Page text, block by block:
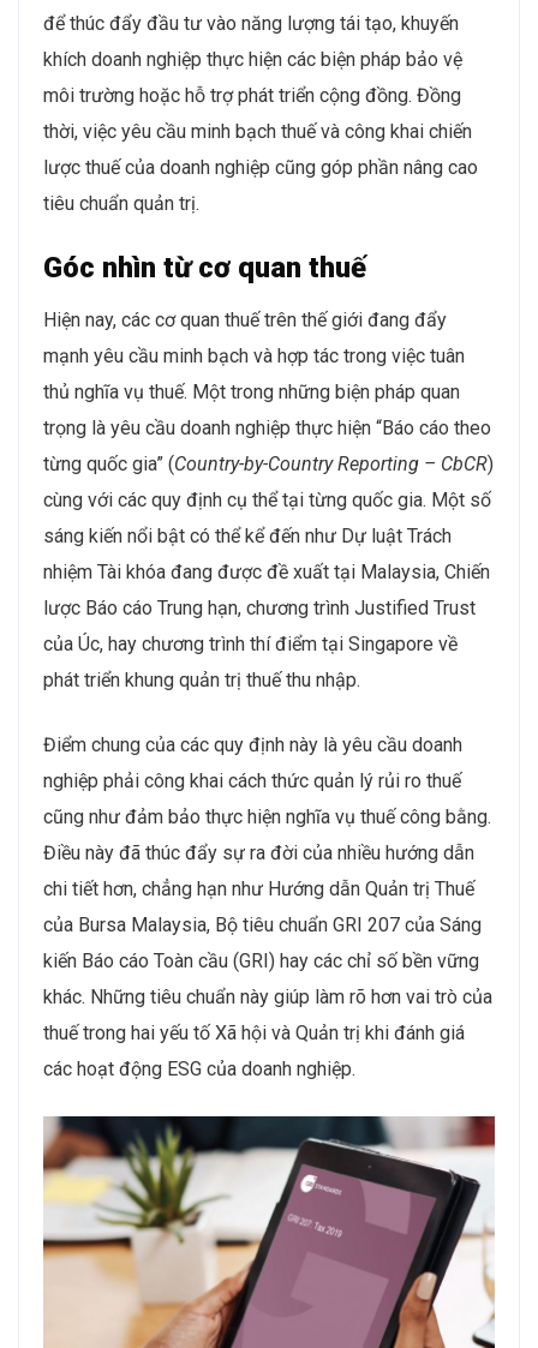
để thúc đẩy đầu tư vào năng lượng tái tạo, khuyến
khích doanh nghiệp thực hiện các biện pháp bảo vệ
môi trường hoặc hỗ trợ phát triển cộng đồng. Đồng
thời, việc yêu cầu minh bạch thuế và công khai chiến
lược thuế của doanh nghiệp cũng góp phần nâng cao
tiêu chuẩn quản trị.
Góc nhìn từ cơ quan thuế
Hiện nay, các cơ quan thuế trên thế giới đang đẩy
mạnh yêu cầu minh bạch và hợp tác trong việc tuân
thủ nghĩa vụ thuế. Một trong những biện pháp quan
trọng là yêu cầu doanh nghiệp thực hiện “Báo cáo theo
từng quốc gia” (Country-by-Country Reporting – CbCR)
cùng với các quy định cụ thể tại từng quốc gia. Một số
sáng kiến nổi bật có thể kể đến như Dự luật Trách
nhiệm Tài khóa đang được đề xuất tại Malaysia, Chiến
lược Báo cáo Trung hạn, chương trình Justified Trust
của Úc, hay chương trình thí điểm tại Singapore về
phát triển khung quản trị thuế thu nhập.
Điểm chung của các quy định này là yêu cầu doanh
nghiệp phải công khai cách thức quản lý rủi ro thuế
cũng như đảm bảo thực hiện nghĩa vụ thuế công bằng.
Điều này đã thúc đẩy sự ra đời của nhiều hướng dẫn
chi tiết hơn, chẳng hạn như Hướng dẫn Quản trị Thuế
của Bursa Malaysia, Bộ tiêu chuẩn GRI 207 của Sáng
kiến Báo cáo Toàn cầu (GRI) hay các chỉ số bền vững
khác. Những tiêu chuẩn này giúp làm rõ hơn vai trò của
thuế trong hai yếu tố Xã hội và Quản trị khi đánh giá
các hoạt động ESG của doanh nghiệp.